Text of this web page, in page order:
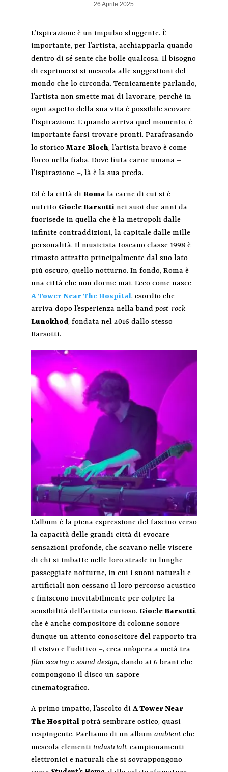
26 Aprile 2025
L’ispirazione è un impulso sfuggente. È
importante, per l’artista, acchiapparla quando
dentro di sé sente che bolle qualcosa. Il bisogno
di esprimersi si mescola alle suggestioni del
mondo che lo circonda. Tecnicamente parlando,
l’artista non smette mai di lavorare, perché in
ogni aspetto della sua vita è possibile scovare
l’ispirazione. E quando arriva quel momento, è
importante farsi trovare pronti. Parafrasando
lo storicoMarc Bloch, l’artista bravo è come
l’orco nella fiaba. Dove fiuta carne umana –
l’ispirazione –, là è la sua preda.
Ed è la città di Romala carne di cui si è
nutrito Gioele Barsottinei suoi due anni da
fuorisede in quella che è la metropoli dalle
infinite contraddizioni, la capitale dalle mille
personalità. Il musicista toscano classe 1998 è
rimasto attratto principalmente dal suo lato
più oscuro, quello notturno. In fondo, Roma è
una città che non dorme mai. Ecco come nasce
A Tower Near The Hospital, esordio che
arriva dopo l’esperienza nella band post-rock
Lunokhod, fondata nel 2016 dallo stesso
Barsotti.
L’album è la piena espressione del fascino verso
la capacità delle grandi città di evocare
sensazioni profonde, che scavano nelle viscere
di chi si imbatte nelle loro strade in lunghe
passeggiate notturne, in cui i suoni naturali e
artificiali non cessano il loro percorso acustico
e finiscono inevitabilmente per colpire la
sensibilità dell’artista curioso. Gioele Barsotti,
che è anche compositore di colonne sonore –
dunque un attento conoscitore del rapporto tra
il visivo e l’uditivo –, crea un’opera a metà tra
film scoringe sound design, dando ai 6 brani che
compongono il disco un sapore
cinematografico.
A primo impatto, l’ascolto diA Tower Near
The Hospitalpotrà sembrare ostico, quasi
respingente. Parliamo di un album ambientche
mescola elementi industriali, campionamenti
elettronici e naturali che si sovrappongono –